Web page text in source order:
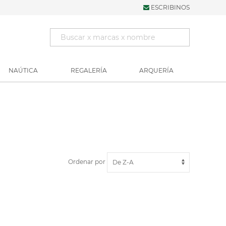
ESCRIBINOS
NAÚTICA REGALERÍA ARQUERÍA
Ordenar por